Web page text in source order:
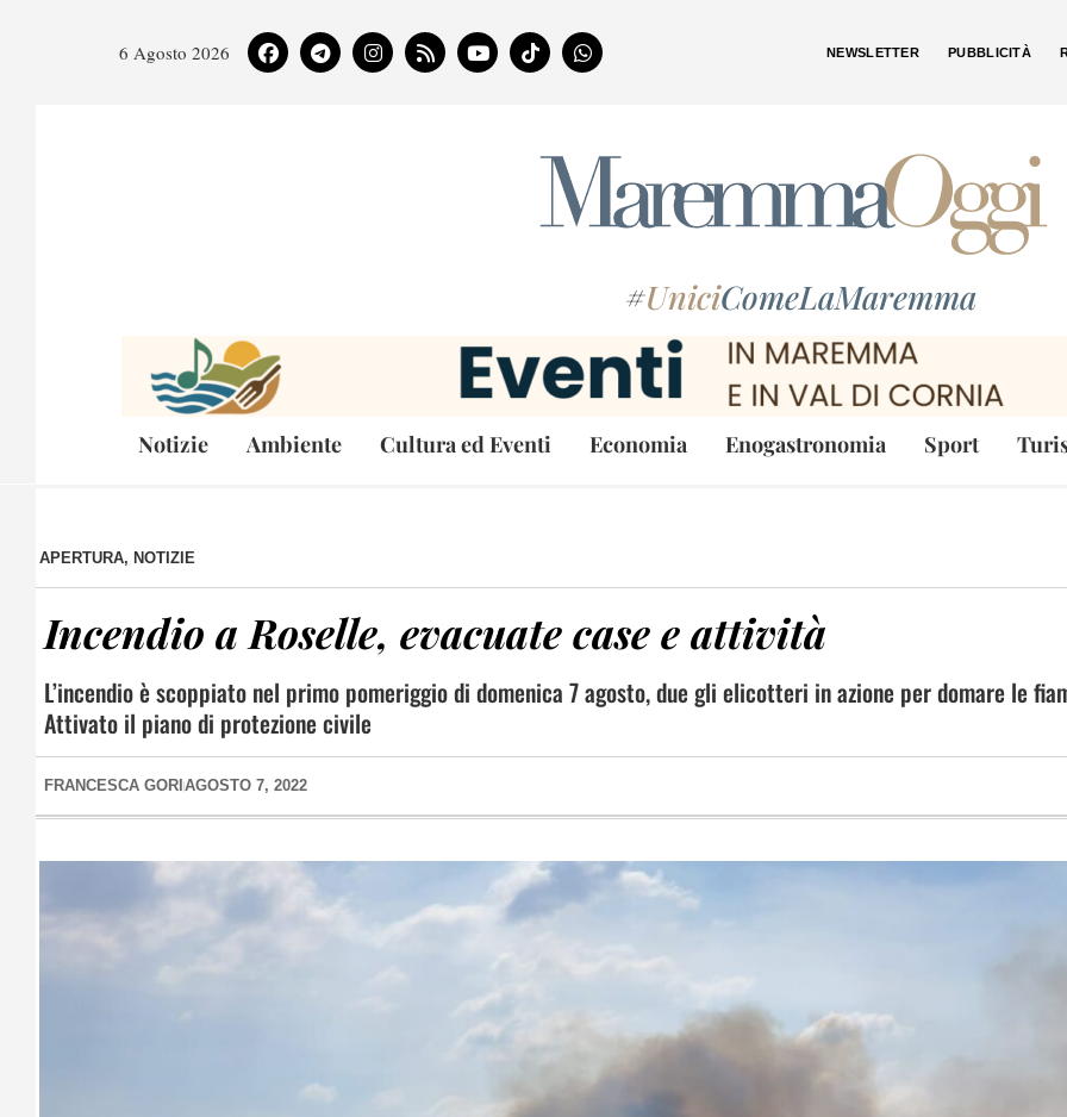
6 Agosto 2026 NEWSLETTER PUBBLICITÀ
#UniciComeLaMaremma
Notizie Ambiente Cultura ed Eventi Economia Enogastronomia Sport
APERTURA, NOTIZIE
Incendio a Roselle, evacuate case e attività
L’incendio è scoppiato nel primo pomeriggio di domenica 7 agosto, due gli elicotteri in azione per domare le
Attivato il piano di protezione civile
FRANCESCA GORI AGOSTO 7, 2022